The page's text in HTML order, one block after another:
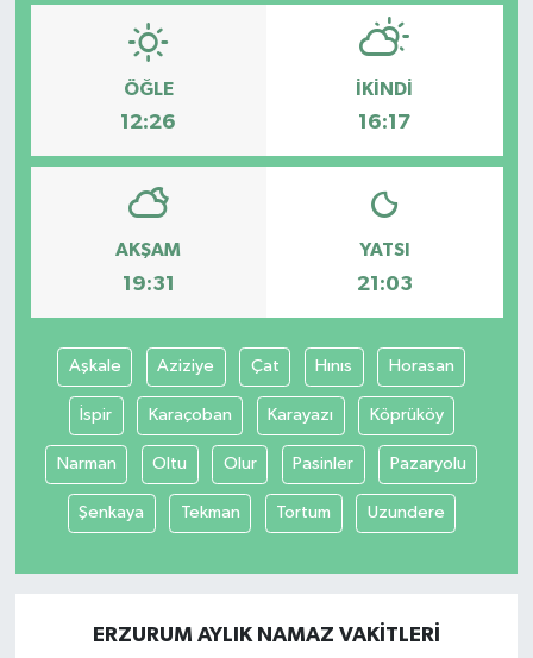
ÖĞLE
12:26
İKINDI
16:17
AKŞAM
19:31
YATSI
21:03
Aşkale Aziziye Çat Hınıs Horasan
İspir Karaçoban Karayazı Köprüköy
Narman Oltu Olur Pasinler Pazaryolu
Şenkaya Tekman Tortum Uzundere
ERZURUM AYLIK NAMAZ VAKITLERI